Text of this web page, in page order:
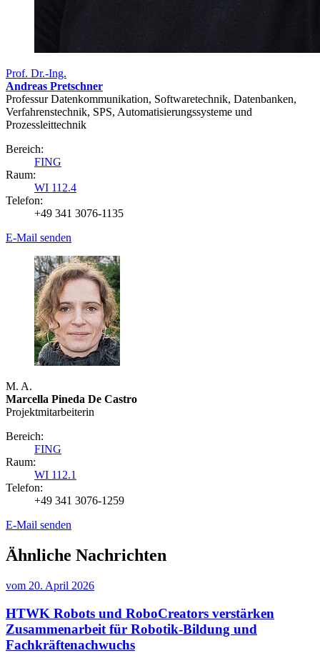
Prof. Dr.-Ing.
Andreas Pretschner
Professur Datenkommunikation, Softwaretechnik, Datenbanken,
Verfahrenstechnik, SPS, Automatisierungssysteme und
Prozessleittechnik
Bereich:
FING
Raum:
WI 112.4
Telefon:
+49 341 3076-1135
E-Mail senden
M. A.
Marcella Pineda De Castro
Projektmitarbeiterin
Bereich:
FING
Raum:
WI 112.1
Telefon:
+49 341 3076-1259
E-Mail senden
Ähnliche Nachrichten
vom 20. April 2026
HTWK Robots und RoboCreators verstärken
Zusammenarbeit für Robotik-Bildung und
Fachkräftenachwuchs